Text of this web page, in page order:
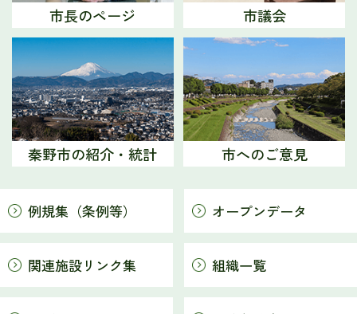
2026 出会いの第一歩 プチセミナー＆マッチング
2026年07月31日
下大槻百八炬火（しもおおづきひゃくはったい）
2026年07月31日
瓜生野盆踊り
2026年07月31日
2026年07月31日
参列者募集 戦没者追悼 平和祈念式典
2026年07月31日
平和資料展
市長のページ 市議会
秦野市の紹介・統計 市へのご意見
例規集（条例等） オープンデータ
関連施設リンク集 組織一覧